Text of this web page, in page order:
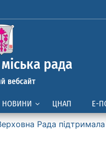
рада
вебсайт
НОВИНИ ЦНАП Е-
Рада